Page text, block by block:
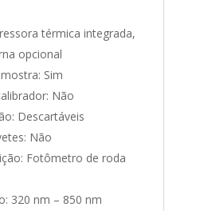
térmica integrada,
opcional
Sim
Não
Descartáveis
Não
Fotômetro de roda
320 nm – 850 nm